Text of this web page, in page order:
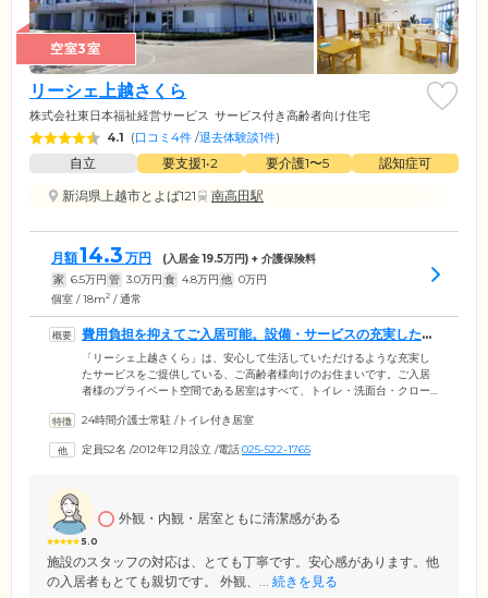
空室3室
リーシェ上越さくら
株式会社東日本福祉経営サービス サービス付き高齢者向け住宅
4.1 (口コミ4件 /退去体験談1件)
自立 要支援1•2 要介護1〜5
認知症可
新潟県上越市とよば121
南高田駅
月額14.3 万円 (入居金19.5万円) + 介護保険料
家 6.5万円 管 3.0万円 食 4.8万円 他 0万円
個室 / 18m2 / 通常
費用負担を抑えてご入居可能。設備・サービスの充実したお
住まいです
「リーシェ上越さくら」は、安心して生活していただけるような充実し
たサービスをご提供している、ご高齢者様向けのお住まいです。ご入居
者様のプライベート空間である居室はすべて、トイレ・洗面台・クロー
としたお部屋で快適にお過ごしください。また、ホームにはスタッフが
す。一般的な介護施設と異なり高額な前払金は不要で、敷金のみでのご
24時間介護士常駐 /トイレ付き居室
定員52名 /2012年12月設立 /電話025-522-1765
5.0
外観・内観・居室ともに清潔感がある
施設のスタッフの対応は、とても丁寧です。安心感があります。他
の入居者もとても親切です。 外観、... 続きを見る